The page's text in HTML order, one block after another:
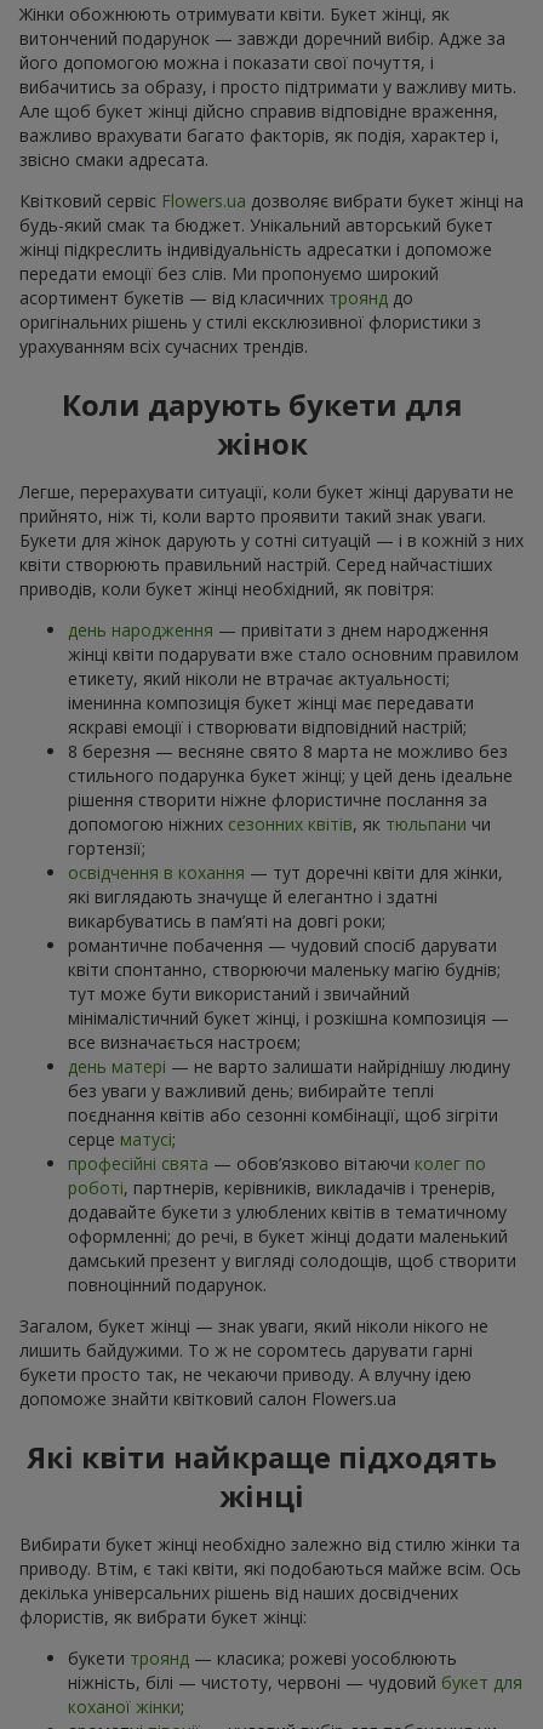
Жінки обожнюють отримувати квіти. Букет жінці, як
витончений подарунок — завжди доречний вибір. Адже за
його допомогою можна і показати свої почуття, і
вибачитись за образу, і просто підтримати у важливу мить.
Але щоб букет жінці дійсно справив відповідне враження,
важливо врахувати багато факторів, як подія, характер і,
звісно смаки адресата.
Квітковий сервіс Flowers.ua дозволяє вибрати букет жінці на
будь-який смак та бюджет. Унікальний авторський букет
жінці підкреслить індивідуальність адресатки і допоможе
передати емоції без слів. Ми пропонуємо широкий
асортимент букетів — від класичних троянд до
оригінальних рішень у стилі ексклюзивної флористики з
урахуванням всіх сучасних трендів.
Коли дарують букети для
жінок
Легше, перерахувати ситуації, коли букет жінці дарувати не
прийнято, ніж ті, коли варто проявити такий знак уваги.
Букети для жінок дарують у сотні ситуацій — і в кожній з них
квіти створюють правильний настрій. Серед найчастіших
приводів, коли букет жінці необхідний, як повітря:
день народження — привітати з днем народження
жінці квіти подарувати вже стало основним правилом
етикету, який ніколи не втрачає актуальності;
іменинна композиція букет жінці має передавати
яскраві емоції і створювати відповідний настрій;
8 березня — весняне свято 8 марта не можливо без
стильного подарунка букет жінці; у цей день ідеальне
рішення створити ніжне флористичне послання за
допомогою ніжних сезонних квітів, як тюльпани чи
гортензії;
освідчення в кохання — тут доречні квіти для жінки,
які виглядають значуще й елегантно і здатні
викарбуватись в пам’яті на довгі роки;
романтичне побачення — чудовий спосіб дарувати
квіти спонтанно, створюючи маленьку магію буднів;
тут може бути використаний і звичайний
мінімалістичний букет жінці, і розкішна композиція —
все визначається настроєм;
день матері — не варто залишати найріднішу людину
без уваги у важливий день; вибирайте теплі
поєднання квітів або сезонні комбінації, щоб зігріти
серце матусі;
професійні свята — обов’язково вітаючи колег по
роботі, партнерів, керівників, викладачів і тренерів,
додавайте букети з улюблених квітів в тематичному
оформленні; до речі, в букет жінці додати маленький
дамський презент у вигляді солодощів, щоб створити
повноцінний подарунок.
Загалом, букет жінці — знак уваги, який ніколи нікого не
лишить байдужими. То ж не соромтесь дарувати гарні
букети просто так, не чекаючи приводу. А влучну ідею
допоможе знайти квітковий салон Flowers.ua
Які квіти найкраще підходять
жінці
Вибирати букет жінці необхідно залежно від стилю жінки та
приводу. Втім, є такі квіти, які подобаються майже всім. Ось
декілька універсальних рішень від наших досвідчених
флористів, як вибрати букет жінці:
букети троянд — класика; рожеві уособлюють
ніжність, білі — чистоту, червоні — чудовий букет для
коханої жінки;